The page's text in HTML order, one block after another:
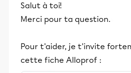
Salut à toi!
Merci pour ta question.
Pour t'aider, je t'invite
cette fiche Alloprof :